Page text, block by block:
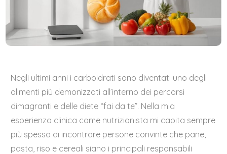
Negli ultimi anni i carboidrati sono diventati uno degli
alimenti più demonizzati all’interno dei percorsi
dimagranti e delle diete “fai da te”. Nella mia
esperienza clinica come nutrizionista mi capita sempre
più spesso di incontrare persone convinte che pane,
pasta, riso e cereali siano i principali responsabili